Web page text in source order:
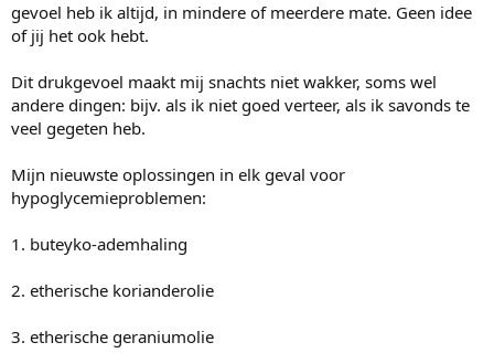
gevoel heb ik altijd, in mindere of meerdere mate. Geen idee
of jij het ook hebt.
Dit drukgevoel maakt mij snachts niet wakker, soms wel
andere dingen: bijv. als ik niet goed verteer, als ik savonds te
veel gegeten heb.
Mijn nieuwste oplossingen in elk geval voor
hypoglycemieproblemen:
1. buteyko-ademhaling
2. etherische korianderolie
3. etherische geraniumolie